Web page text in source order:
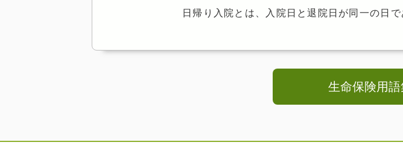
日帰り入院とは、入院日と退院日が同一の日で
生命保険用